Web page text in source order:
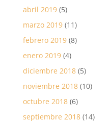
abril 2019(5)
marzo 2019(11)
febrero 2019(8)
enero 2019(4)
diciembre 2018(5)
noviembre 2018(10)
octubre 2018(6)
septiembre 2018(14)